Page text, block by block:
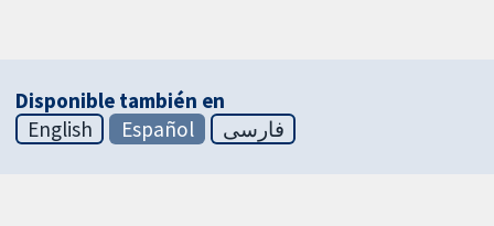
Disponible también en
English
Español فارسی